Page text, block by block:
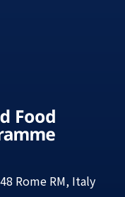
Rome RM, Italy